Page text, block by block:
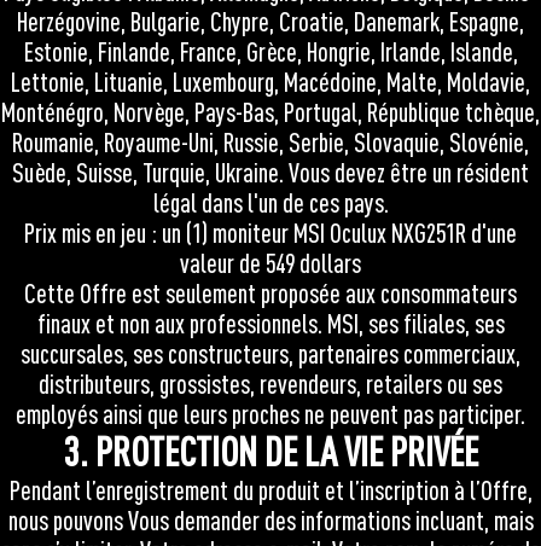
Herzégovine, Bulgarie, Chypre, Croatie, Danemark, Espagne,
Estonie, Finlande, France, Grèce, Hongrie, Irlande, Islande,
Lettonie, Lituanie, Luxembourg, Macédoine, Malte, Moldavie,
Monténégro, Norvège, Pays-Bas, Portugal, République tchèque,
Roumanie, Royaume-Uni, Russie, Serbie, Slovaquie, Slovénie,
Suède, Suisse, Turquie, Ukraine. Vous devez être un résident
légal dans l'un de ces pays.
Prix mis en jeu : un (1) moniteur MSI Oculux NXG251R d'une
valeur de 549 dollars
Cette Offre est seulement proposée aux consommateurs
finaux et non aux professionnels. MSI, ses filiales, ses
succursales, ses constructeurs, partenaires commerciaux,
distributeurs, grossistes, revendeurs, retailers ou ses
employés ainsi que leurs proches ne peuvent pas participer.
3. PROTECTION DE LA VIE PRIVÉE
Pendant l’enregistrement du produit et l’inscription à l’Offre,
nous pouvons Vous demander des informations incluant, mais